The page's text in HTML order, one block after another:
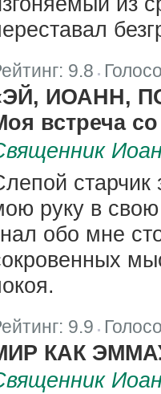
9.8
ИОАНН,
встреча
руку в свою
обо мне
9.9 |
КАК